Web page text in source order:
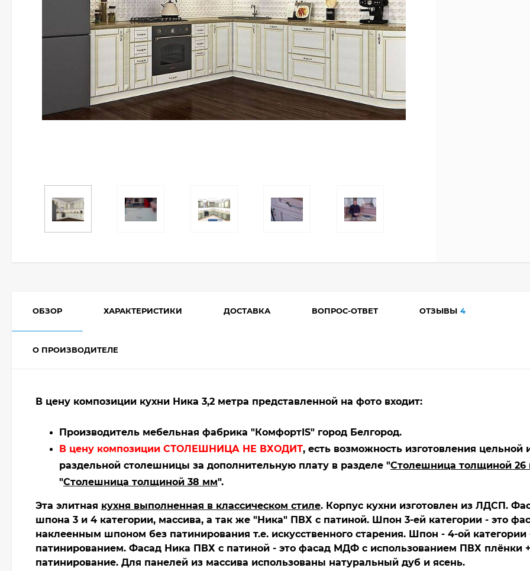
ОБЗОР ХАРАКТЕРИСТИКИ ДОСТАВКА ВОПРОС-ОТВЕТ ОТЗЫВЫ 4
О ПРОИЗВОДИТЕЛЕ
В цену композиции кухни Ника 3,2 метра представленной на фото входит:
Производитель мебельная фабрика "КомфортIS" город Белгород.
В цену композиции СТОЛЕШНИЦА НЕ ВХОДИТ, есть возможность изготовления цельной
раздельной столешницы за дополнительную плату в разделе "Столешница толщиной 26
"Столешница толщиной 38 мм".
Эта элитная кухня выполненная в классическом стиле. Корпус кухни изготовлен из ЛДСП.
шпона 3 и 4 категории, массива, а так же "Ника" ПВХ с патиной. Шпон 3-ей категории - это
наклеенным шпоном без патинирования т.е. искусственного старения. Шпон - 4-ой категории
патинированием. Фасад Ника ПВХ с патиной - это фасад МДФ с использованием ПВХ плёнки +
патинирование. Для панелей из массива использованы натуральный дуб и ясень.